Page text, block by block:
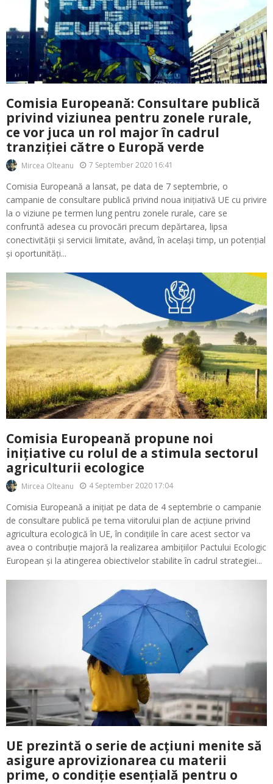
Comisia Europeană: Consultare publică
privind viziunea pentru zonele rurale,
ce vor juca un rol major în cadrul
tranziției către o Europă verde
Mircea Olteanu 7 September 2020 16:41
Comisia Europeană a lansat, pe data de 7 septembrie, o
campanie de consultare publică privind noua inițiativă UE cu privire
la o viziune pe termen lung pentru zonele rurale, care se
confruntă adesea cu provocări precum depărtarea, lipsa
conectivității și servicii limitate, având, în același timp, un potențial
și oportunități...
Comisia Europeană propune noi
inițiative cu rolul de a stimula sectorul
agriculturii ecologice
Mircea Olteanu 4 September 2020 17:04
Comisia Europeană a inițiat pe data de 4 septembrie o campanie
de consultare publică pe tema viitorului plan de acțiune privind
agricultura ecologică în UE, în condițiile în care acest sector va
avea o contribuție majoră la realizarea ambițiilor Pactului Ecologic
European și la atingerea obiectivelor stabilite în cadrul strategiei...
UE prezintă o serie de acțiuni menite să
asigure aprovizionarea cu materii
prime, o condiție esențială pentru o